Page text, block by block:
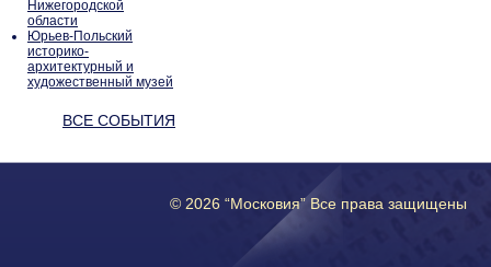
Нижегородской
области
Юрьев-Польский
историко-
архитектурный и
художественный музей
ВСЕ СОБЫТИЯ
© 2026 “Московия” Все права защищены